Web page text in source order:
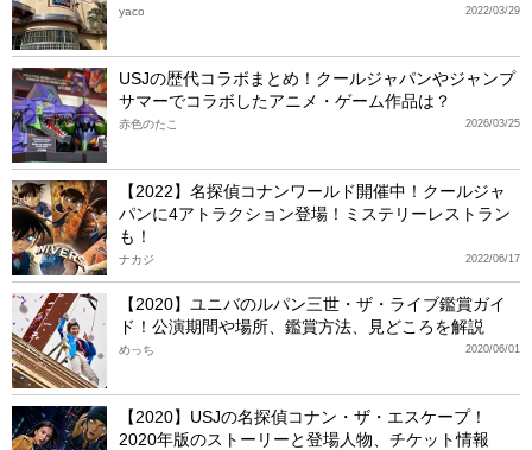
2022/03/29
yaco
USJの歴代コラボまとめ！クールジャパンやジャンプ
サマーでコラボしたアニメ・ゲーム作品は？
2026/03/25
赤色のたこ
【2022】名探偵コナンワールド開催中！クールジャ
パンに4アトラクション登場！ミステリーレストラン
も！
2022/06/17
ナカジ
【2020】ユニバのルパン三世・ザ・ライブ鑑賞ガイ
ド！公演期間や場所、鑑賞方法、見どころを解説
2020/06/01
めっち
【2020】USJの名探偵コナン・ザ・エスケープ！
2020年版のストーリーと登場人物、チケット情報